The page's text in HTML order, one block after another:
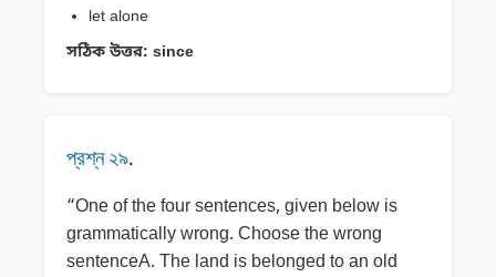
let alone
সঠিক উত্তর: since
প্রশ্ন ২৯.
“One of the four sentences, given below is
grammatically wrong. Choose the wrong
sentenceA. The land is belonged to an old